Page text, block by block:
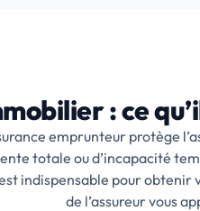
: ce
emprunteur protège
totale ou d’incapacité
indispensable pour obtenir
de l’assureur vous